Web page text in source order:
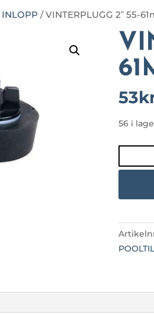
/ VINTERPLUGG 2ʺ 55-
53
56 i
2ʺ
61mm